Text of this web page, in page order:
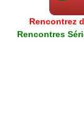
Rencontrez
Rencontres